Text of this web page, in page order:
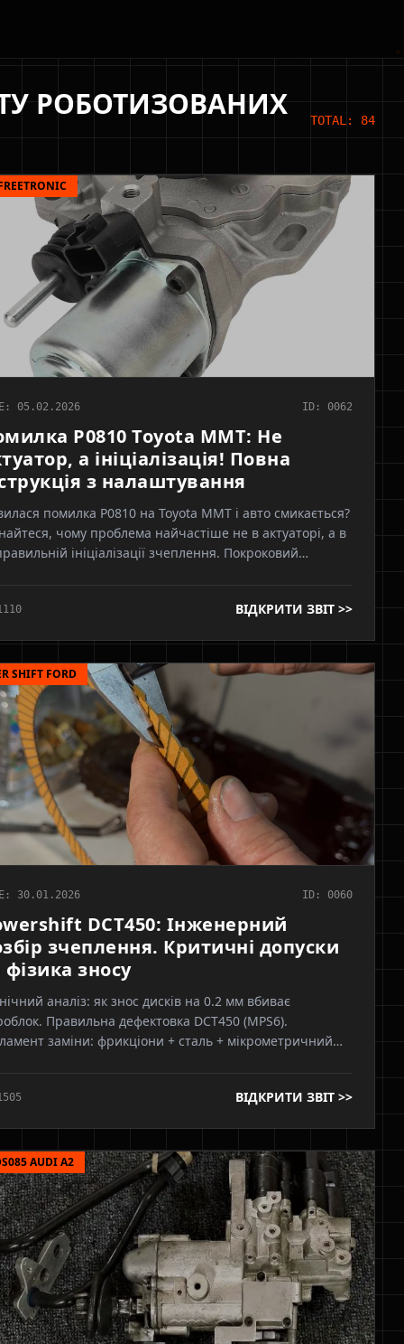
РОБОТИЗОВАНИХ
TOTAL: 84
05.02.2026 ID: 0062
P0810 Toyota MMT: Не
а ініціалізація! Повна
з налаштування
помилка P0810 на Toyota MMT і авто смикається?
чому проблема найчастіше не в актуаторі, а в
ініціалізації зчеплення. Покроковий
ВІДКРИТИ ЗВІТ >>
SHIFT FORD
30.01.2026 ID: 0060
DCT450: Інженерний
зчеплення. Критичні допуски
фізика зносу
аналіз: як знос дисків на 0.2 мм вбиває
Правильна дефектовка DCT450 (MPS6).
заміни: фрикціони + сталь + мікрометричний
ВІДКРИТИ ЗВІТ >>
AUDI A2